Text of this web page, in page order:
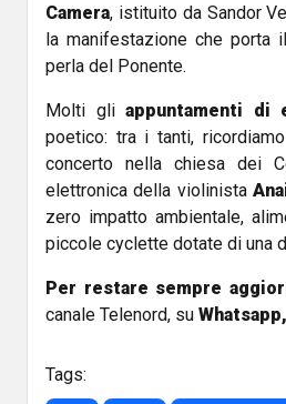
Camera, istituito da Sandor
la manifestazione che porta
perla del Ponente.
Molti gliappuntamenti di
poetico: tra i tanti,
concerto nella chiesa dei
elettronica della violinista
zero impatto ambientale,
piccole cyclette dotate di una
Per restare sempre
canale Telenord, su Whatsapp,
Tags: